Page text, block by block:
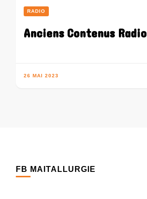
RADIO
Anciens Contenus Radio
26 MAI 2023
FB MAITALLURGIE